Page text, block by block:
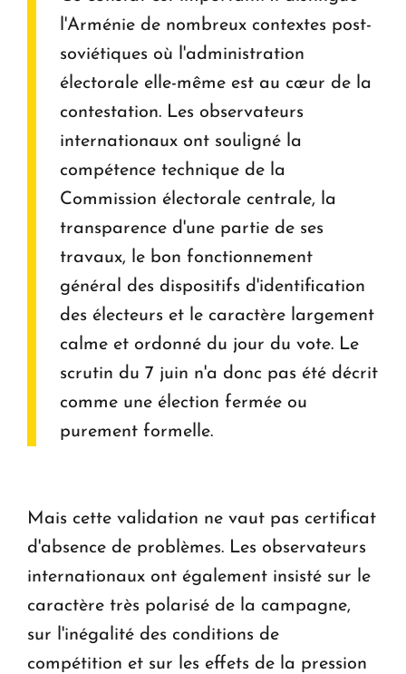
l'Arménie de nombreux contextes post-
soviétiques où l'administration
électorale elle-même est au cœur de la
contestation. Les observateurs
internationaux ont souligné la
compétence technique de la
Commission électorale centrale, la
transparence d'une partie de ses
travaux, le bon fonctionnement
général des dispositifs d'identification
des électeurs et le caractère largement
calme et ordonné du jour du vote. Le
scrutin du 7 juin n'a donc pas été décrit
comme une élection fermée ou
purement formelle.
Mais cette validation ne vaut pas certificat
d'absence de problèmes. Les observateurs
internationaux ont également insisté sur le
caractère très polarisé de la campagne,
sur l'inégalité des conditions de
compétition et sur les effets de la pression